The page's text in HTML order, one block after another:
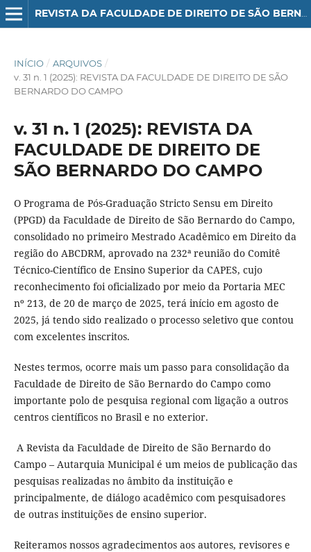
REVISTA DA FACULDADE DE DIREITO DE SÃO BERNARDO DO CAMPO
INÍCIO / ARQUIVOS /
v. 31 n. 1 (2025): REVISTA DA FACULDADE DE DIREITO DE SÃO
BERNARDO DO CAMPO
v. 31 n. 1 (2025): REVISTA DA
FACULDADE DE DIREITO DE
SÃO BERNARDO DO CAMPO
O Programa de Pós-Graduação Stricto Sensu em Direito
(PPGD) da Faculdade de Direito de São Bernardo do Campo,
consolidado no primeiro Mestrado Acadêmico em Direito da
região do ABCDRM, aprovado na 232ª reunião do Comitê
Técnico-Científico de Ensino Superior da CAPES, cujo
reconhecimento foi oficializado por meio da Portaria MEC
nº 213, de 20 de março de 2025, terá início em agosto de
2025, já tendo sido realizado o processo seletivo que contou
com excelentes inscritos.
Nestes termos, ocorre mais um passo para consolidação da
Faculdade de Direito de São Bernardo do Campo como
importante polo de pesquisa regional com ligação a outros
centros científicos no Brasil e no exterior.
A Revista da Faculdade de Direito de São Bernardo do
Campo – Autarquia Municipal é um meios de publicação das
pesquisas realizadas no âmbito da instituição e
principalmente, de diálogo acadêmico com pesquisadores
de outras instituições de ensino superior.
Reiteramos nossos agradecimentos aos autores, revisores e